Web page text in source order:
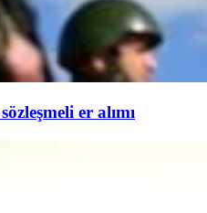
er alımı